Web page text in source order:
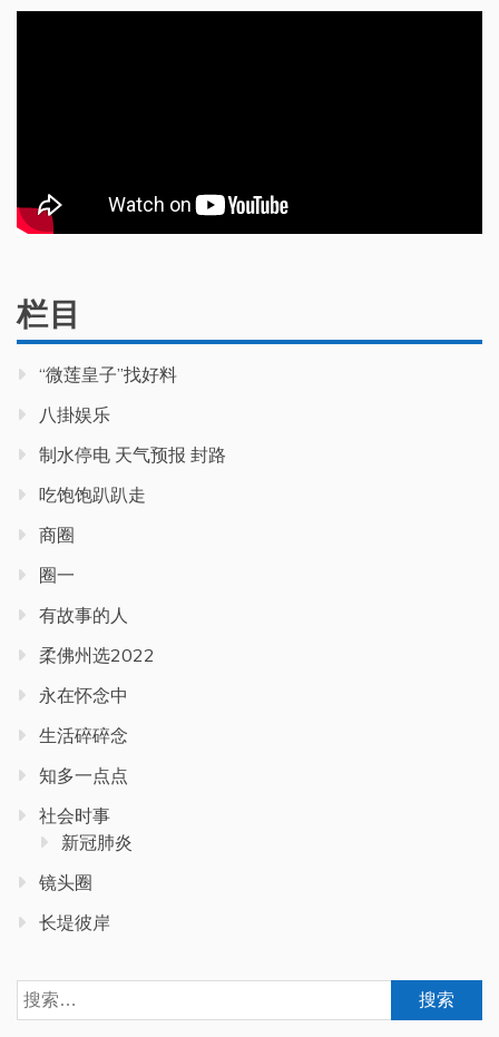
栏目
“微莲皇子”找好料
八掛娱乐
制水停电 天气预报 封路
吃饱饱趴趴走
商圈
圈一
有故事的人
柔佛州选2022
永在怀念中
生活碎碎念
知多一点点
社会时事
新冠肺炎
镜头圈
长堤彼岸
搜
索：